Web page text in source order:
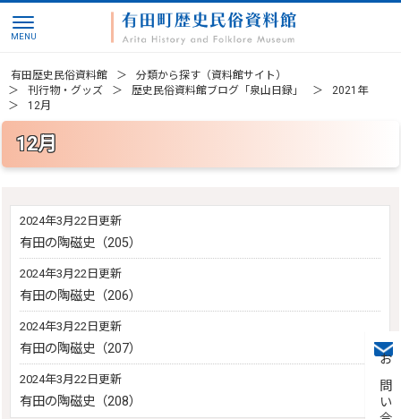
有田歴史民俗資料館
分類から探す（資料館サイト）
刊行物・グッズ
歴史民俗資料館ブログ「泉山日録」
2021年
12月
12月
2024年3月22日更新
有田の陶磁史（205）
2024年3月22日更新
有田の陶磁史（206）
2024年3月22日更新
有田の陶磁史（207）
2024年3月22日更新
有田の陶磁史（208）